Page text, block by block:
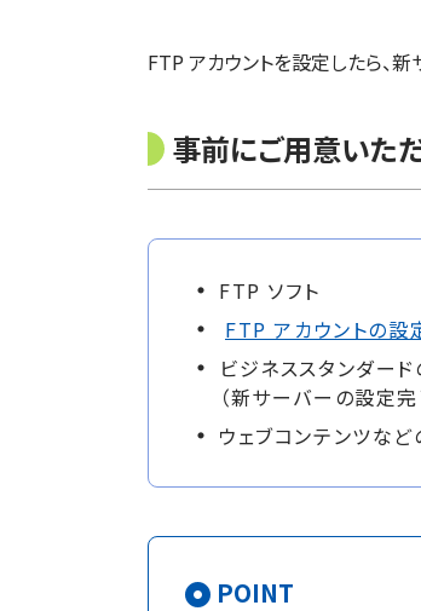
FTP アカウントを設定したら、
事前にご用意いた
FTP ソフト
FTP アカウントの設
ビジネススタンダード
（新サーバーの設定
ウェブコンテンツなど
POINT